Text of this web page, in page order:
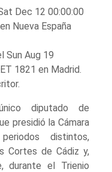
Dec 12 00:00:00
Nueva España
Sun Aug 19
1821 en Madrid.
diputado de
presidió la Cámara
distintos,
Cortes de Cádiz y,
durante el Trienio